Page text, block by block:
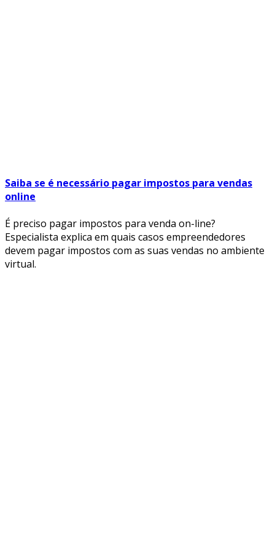
Saiba se é necessário pagar impostos para vendas
online
É preciso pagar impostos para venda on-line?
Especialista explica em quais casos empreendedores
devem pagar impostos com as suas vendas no ambiente
virtual.